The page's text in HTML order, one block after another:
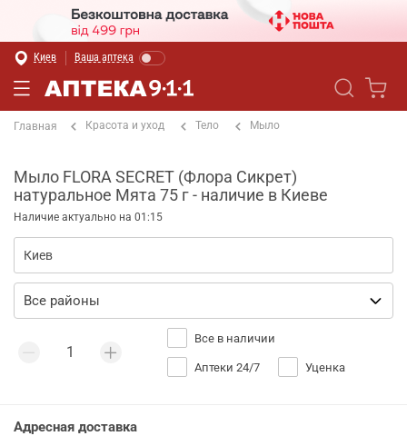
Киев Ваша аптека
Главная Красота и уход Тело Мыло
Мыло FLORA SECRET (Флора Сикрет)
натуральное Мята 75 г - наличие в Киеве
Наличие актуально на 01:15
Все в наличии
Аптеки 24/7 Уценка
Адресная доставка